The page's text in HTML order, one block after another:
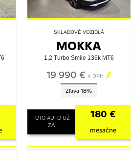
SKLADOVÉ VOZIDLÁ
MOKKA
1,2 Turbo Smile 136k MT6
19 990 €s DPH 
Zľava 18%
TOTO AUTO UŽ
ZA
180 €
mesačne